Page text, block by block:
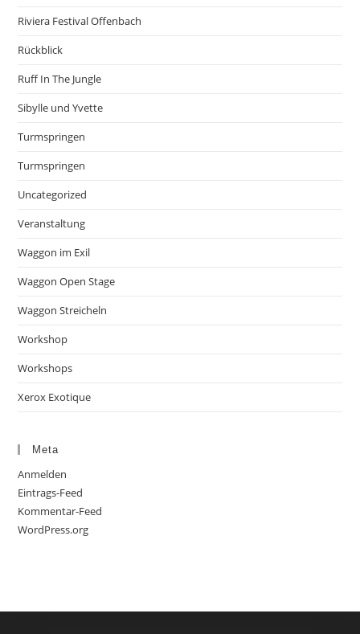
Riviera Festival Offenbach
Rückblick
Ruff In The Jungle
Sibylle und Yvette
Turmspringen
Turmspringen
Uncategorized
Veranstaltung
Waggon im Exil
Waggon Open Stage
Waggon Streicheln
Workshop
Workshops
Xerox Exotique
Meta
Anmelden
Eintrags-Feed
Kommentar-Feed
WordPress.org